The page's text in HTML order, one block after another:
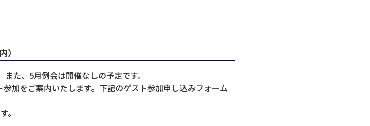
）
た、5月例会は開催なしの予定です。
加をご案内いたします。下記のゲスト参加申し込みフォーム
。